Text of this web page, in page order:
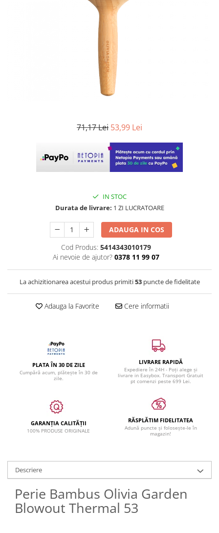
71,17 Lei 53,99 Lei
IN STOC
Durata de livrare: 1 ZI LUCRATOARE
ADAUGA IN COS
Cod Produs: 5414343010179
Ai nevoie de ajutor? 0378 11 99 07
La achizitionarea acestui produs primiti53puncte de fidelitate
Adauga la Favorite Cere informatii
PLATA ÎN 30 DE ZILE
Cumpără acum, plătește în 30 de
zile.
LIVRARE RAPIDĂ
Expediere în 24H - Poți alege și
livrare in Easybox. Transport Gratuit
pt comenzi peste 699 Lei.
GARANȚIA CALITĂȚII
100% PRODUSE ORIGINALE
RĂSPLĂTIM FIDELITATEA
Adună puncte și folosește-le în
magazin!
Descriere
Perie Bambus Olivia Garden
Blowout Thermal 53